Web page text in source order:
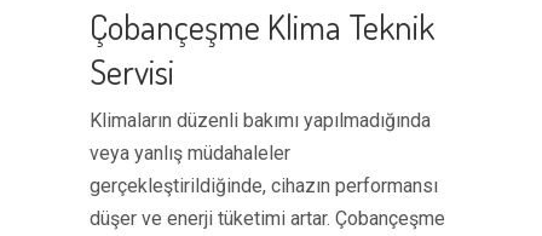
Çobançeşme Klima Teknik
Servisi
Klimaların düzenli bakımı yapılmadığında
veya yanlış müdahaleler
gerçekleştirildiğinde, cihazın performansı
düşer ve enerji tüketimi artar. Çobançeşme